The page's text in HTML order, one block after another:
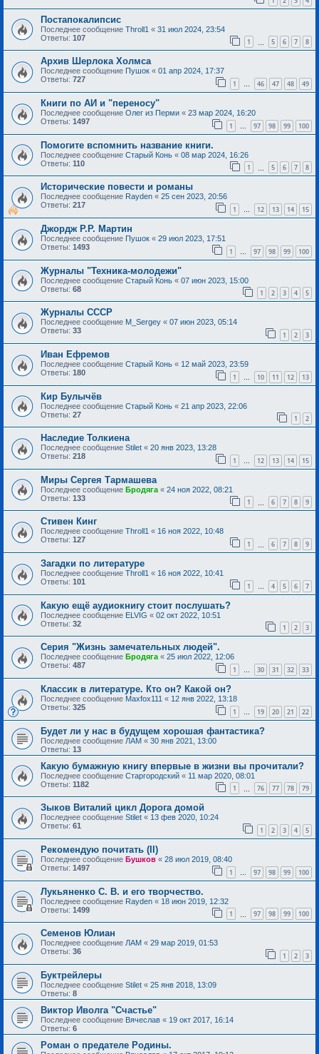
Постапокалипсис
Последнее сообщение Throll1 « 31 июл 2024, 23:54
Ответы: 107 1 5 6 7 8
Архив Шерлока Холмса
Последнее сообщение Пушок « 01 апр 2024, 17:37
Ответы: 727 1 … 46 47 48 49
Книги по АИ и "переносу"
Последнее сообщение Олег из Перми « 23 мар 2024, 16:20
Ответы: 1497 1 … 97 98 99 100
Помогите вспомнить название книги.
Последнее сообщение Старый Конь « 08 мар 2024, 16:26
Ответы: 110 1 5 6 7 8
Исторические повести и романы
Последнее сообщение Rayden « 25 сен 2023, 20:56
Ответы: 217 1 … 12 13 14 15
Джордж Р.Р. Мартин
Последнее сообщение Пушок « 29 июл 2023, 17:51
Ответы: 1493 1 … 97 98 99 100
Журналы "Техника-молодежи"
Последнее сообщение Старый Конь « 07 июн 2023, 15:00
Ответы: 68 1 2 3 4 5
Журналы СССР
Последнее сообщение M_Sergey « 07 июн 2023, 05:14
Ответы: 33 1 2 3
Иван Ефремов
Последнее сообщение Старый Конь « 12 май 2023, 23:59
Ответы: 180 1 10 11 12 13
Кир Булычёв
Последнее сообщение Старый Конь « 21 апр 2023, 22:06
Ответы: 27 1 2
Наследие Толкиена
Последнее сообщение Stilet « 20 янв 2023, 13:28
Ответы: 218 1 … 12 13 14 15
Миры Сергея Тармашева
Последнее сообщение Бродяга « 24 ноя 2022, 08:21
Ответы: 133 1 6 7 8 9
Стивен Кинг
Последнее сообщение Throll1 « 16 ноя 2022, 10:48
Ответы: 127 1 6 7 8 9
Загадки по литературе
Последнее сообщение Throll1 « 16 ноя 2022, 10:41
Ответы: 101 1 … 4 5 6 7
Какую ещё аудиокнигу стоит послушать?
Последнее сообщение ELVIG « 02 окт 2022, 10:51
Ответы: 32 1 2 3
Серия "Жизнь замечательных людей".
Последнее сообщение Бродяга « 25 июл 2022, 12:06
Ответы: 487 1 … 30 31 32 33
Классик в литературе. Кто он? Какой он?
Последнее сообщение Maxfox111 « 12 янв 2022, 13:18
Ответы: 325 1 … 19 20 21 22
Будет ли у нас в будущем хорошая фантастика?
Последнее сообщение ЛАМ « 30 янв 2021, 13:00
Ответы: 13
Какую бумажную книгу впервые в жизни вы прочитали?
Последнее сообщение Старгородский « 11 мар 2020, 08:01
Ответы: 1182 1 76 77 78 79
Зыков Виталий цикл Дорога домой
Последнее сообщение Stilet « 13 фев 2020, 10:24
Ответы: 61 1 2 3 4 5
Рекомендую почитать (II)
Последнее сообщение Бушков « 28 июл 2019, 08:40
Ответы: 1497 1 … 97 98 99 100
Лукьяненко С. В. и его творчество.
Последнее сообщение Rayden « 18 июн 2019, 12:32
Ответы: 1499 1 97 98 99 100
Семенов Юлиан
Последнее сообщение ЛАМ « 29 мар 2019, 01:53
Ответы: 36 1 2 3
Буктрейлеры
Последнее сообщение Stilet « 25 янв 2018, 13:09
Ответы: 8
Виктор Иволга "Счастье"
Последнее сообщение Вячеслав « 19 окт 2017, 16:14
Ответы: 6
Роман о предателе Родины.